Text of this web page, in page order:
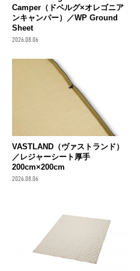
Camper（ドベルグ×オレゴニア
ンキャンパー）／WP Ground
Sheet
2026.08.06
VASTLAND（ヴァストランド）
／レジャーシート厚手
200cm×200cm
2026.08.06